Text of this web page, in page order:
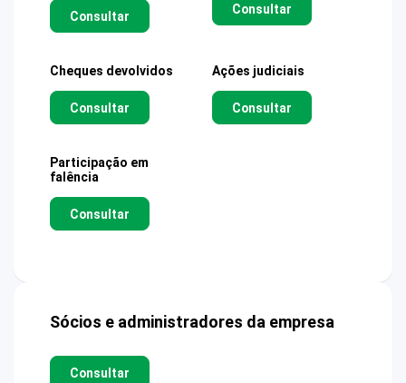
Consultar Consultar
Cheques devolvidos
Consultar
Ações judiciais
Consultar
Participação em
falência
Consultar
Sócios e administradores da empresa
Consultar